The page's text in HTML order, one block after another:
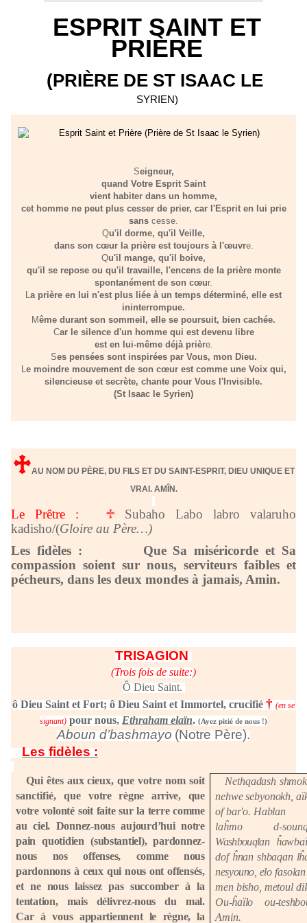
ESPRIT SAINT ET
PRIÈRE
(PRIÈRE DE ST ISAAC LE
SYRIEN)
Seigneur,
quand Votre Esprit Saint
vient habiter dans un homme,
cet homme ne peut plus cesser de prier, car l'Esprit en lui prie
sans cesse.
Qu'il dorme, qu'il Veille,
dans son cœur la prière est toujours à l'œuvre.
Qu'il mange, qu'il boive,
qu'il se repose ou qu'il travaille, l'encens de la prière monte
spontanément de son cœur.
La prière en lui n'est plus liée à un temps déterminé, elle est
ininterrompue.
Même durant son sommeil, elle se poursuit, bien cachée.
Car le silence d'un homme qui est devenu libre
est en lui-même déjà prière.
Ses pensées sont inspirées par Vous, mon Dieu.
Le moindre mouvement de son cœur est comme une Voix qui,
silencieuse et secrète, chante pour Vous l'Invisible.
(St Isaac le Syrien)
♱AU NOM DU PÈRE, DU FILS ET DU SAINT-ESPRIT, DIEU UNIQUE ET
VRAI. AM ÎN.
Le Prêtre : ♱
Subaho Labo labro valaruho
kadisho/(Gloire au Père…)
Les fidèles : Que Sa miséricorde et Sa
compassion soient sur nous, serviteurs faibles et
pécheurs, dans les deux mondes à jamais, Amin.
TRISAGION
(Trois fois de suite:)
Ô Dieu Saint.
ô Dieu Saint et Fort; ô Dieu Saint et Immortel, crucifié † (en se
signant) pour nous, Ethraham elaïn. (Ayez pitié de nous !)
Aboun d’bashmayo(Notre Père).
Les fidèles :
Qui êtes aux cieux, que votre nom soit
sanctifié,
quevotre règne arrive, que
votre volonté soit faite sur la terre comme
au ciel. Donnez-nous aujourd’hui notre
pain quotidien (substantiel), pardonnez-
nous nos offenses, comme nous
pardonnons à ceux qui nous ont offensés,
et ne nous laissez pas succomber à
la
tentation, mais délivrez-nous du mal.
Car à vous appartiennent le règne, la
Nethqadash
nehwe sebyonokh,
of bar'o. Hablan
laĥmo d-
Washbouqlanĥ
dofĥnan shbaqan lĥ
nesyouno, elo fasolan
men bisho, metoul
Ou-ĥaïlo ou-
Amin.